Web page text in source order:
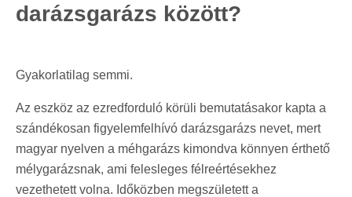
darázsgarázs között?
Gyakorlatilag semmi.
Az eszköz az ezredforduló körüli bemutatásakor kapta a
szándékosan figyelemfelhívó darázsgarázs nevet, mert
magyar nyelven a méhgarázs kimondva könnyen érthető
mélygarázsnak, ami felesleges félreértésekhez
vezethetett volna. Időközben megszületett a